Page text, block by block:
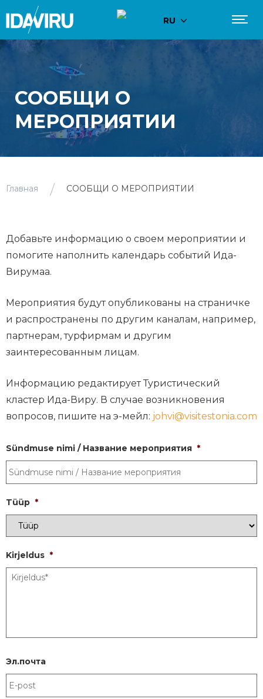
RU
СООБЩИ О
МЕРОПРИЯТИИ
Главная СООБЩИ О МЕРОПРИЯТИИ
Добавьте информацию о своем мероприятии и
помогите наполнить календарь событий Ида-
Вирумаа.
Мероприятия будут опубликованы на страничке
и распространены по другим каналам, например,
партнерам, турфирмам и другим
заинтересованным лицам.
Информацию редактирует Туристический
кластер Ида-Виру. В случае возникновения
вопросов, пишите на э-мейл: johvi@visitestonia.com
Sündmuse nimi / Название мероприятия *
Tüüp *
Kirjeldus *
Эл.почта